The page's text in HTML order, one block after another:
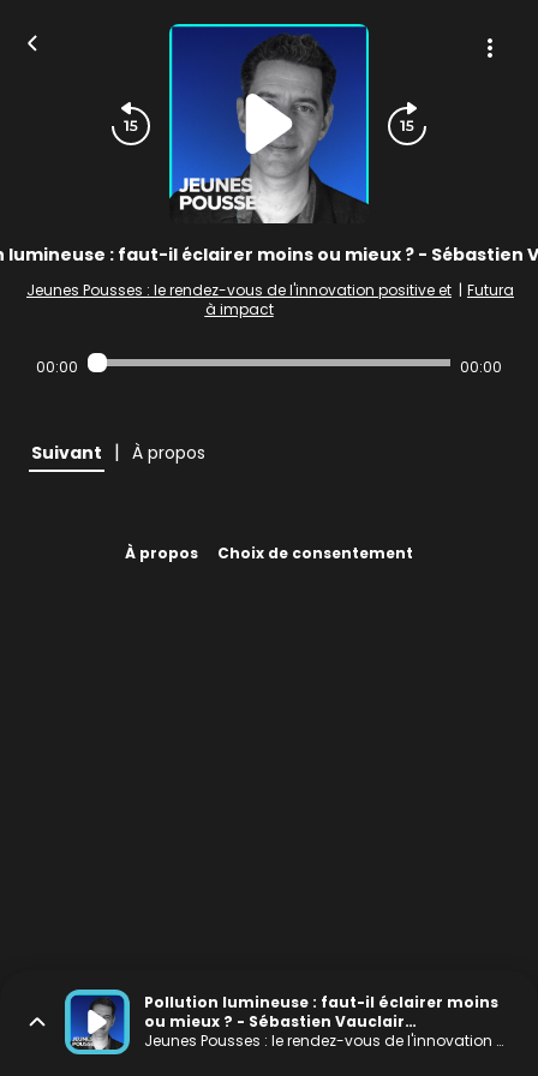
: faut-il éclairer moins ou mieux ? - Sébastien
Jeunes Pousses : le rendez-vous de l'innovation positive et
à impact
| Futura
00:00 00:00
Suivant | À propos
À propos Choix de consentement
Pollution lumineuse : faut-il éclairer moins
ou mieux ? - Sébastien Vauclair
(DarkSkyLab)
Jeunes Pousses : le rendez-vous de l'innovation positive et à impact